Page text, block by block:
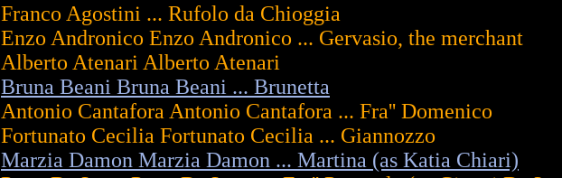
Franco Agostini ... Rufolo da Chioggia
Enzo Andronico Enzo Andronico ... Gervasio, the merchant
Alberto Atenari Alberto Atenari
Bruna Beani Bruna Beani ... Brunetta
Antonio Cantafora Antonio Cantafora ... Fra'' Domenico
Fortunato Cecilia Fortunato Cecilia ... Giannozzo
Marzia Damon Marzia Damon ... Martina (as Katia Chiari)